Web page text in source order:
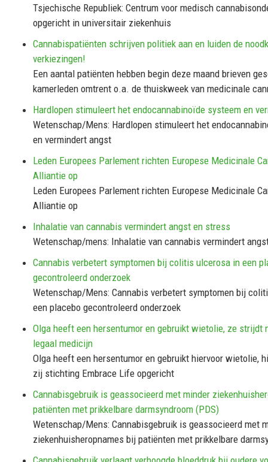
Tsjechische Republiek: Centrum voor medisch
opgericht in universitair ziekenhuis
Cannabispatiënten schrijven politiek aan en luiden de
verkiezingen!
Een aantal patiënten hebben begin deze maand brieven
kamerleden omtrent o.a. de thuiskweek van medicinale
Hardlopen stimuleert het endocannabinoïde systeem en
Wetenschap/Mens: Hardlopen stimuleert het
en vermindert angst
Leden Europees Parlement richten Europese Medicinale
Alliantie op
Leden Europees Parlement richten Europese Medicinale
Alliantie op
Inhalatie van cannabis vermindert angst en stress
Wetenschap/mens: Inhalatie van cannabis vermindert
Cannabis verbetert symptomen bij colitis ulcerosa in een
gecontroleerd onderzoek
Wetenschap/Mens: Cannabis verbetert symptomen bij
een placebo gecontroleerd onderzoek
Olga heeft een hersentumor en gebruikt wietolie, ze strijdt
legaal medicijn
Olga heeft een hersentumor en gebruikt hiervoor wietolie,
zij stichting Embrace Life opgericht
Cannabisgebruik is geassocieerd met minder
patiënten met prikkelbare darmsyndroom (PDS)
Wetenschap/Mens: Cannabisgebruik is geassocieerd met
ziekenhuisheropnames bij patiënten met prikkelbare